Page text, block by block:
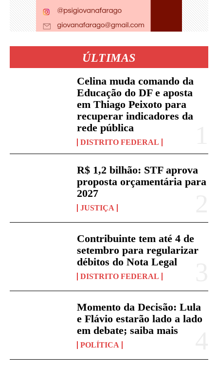
ÚLTIMAS
Celina muda comando da
Educação do DF e aposta
em Thiago Peixoto para
recuperar indicadores da
rede pública
DISTRITO FEDERAL
R$ 1,2 bilhão: STF aprova
proposta orçamentária para
2027
JUSTIÇA
Contribuinte tem até 4 de
setembro para regularizar
débitos do Nota Legal
DISTRITO FEDERAL
Momento da Decisão: Lula
e Flávio estarão lado a lado
em debate; saiba mais
POLÍTICA